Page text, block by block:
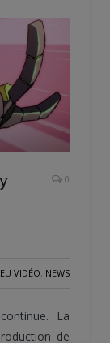
0
VIDÉO, NEWS
continue. La
de